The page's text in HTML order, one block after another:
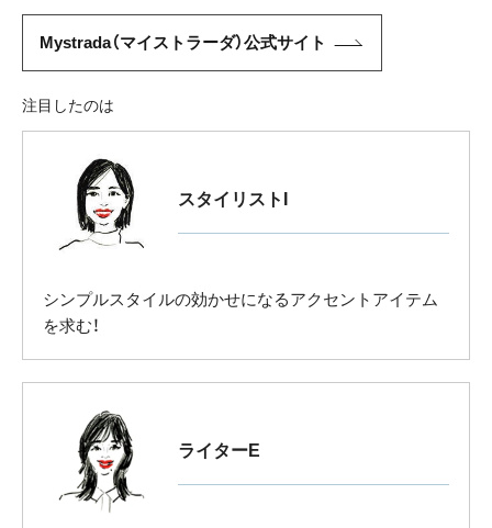
Mystrada（マイストラーダ）公式サイト
注目したのは
スタイリストI
シンプルスタイルの効かせになるアクセントアイテム
を求む！
ライターE